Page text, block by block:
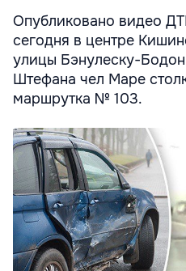
Опубликовано видео
сегодня в центре
улицы Бэнулеску-
Штефана чел Маре
маршрутка № 103.